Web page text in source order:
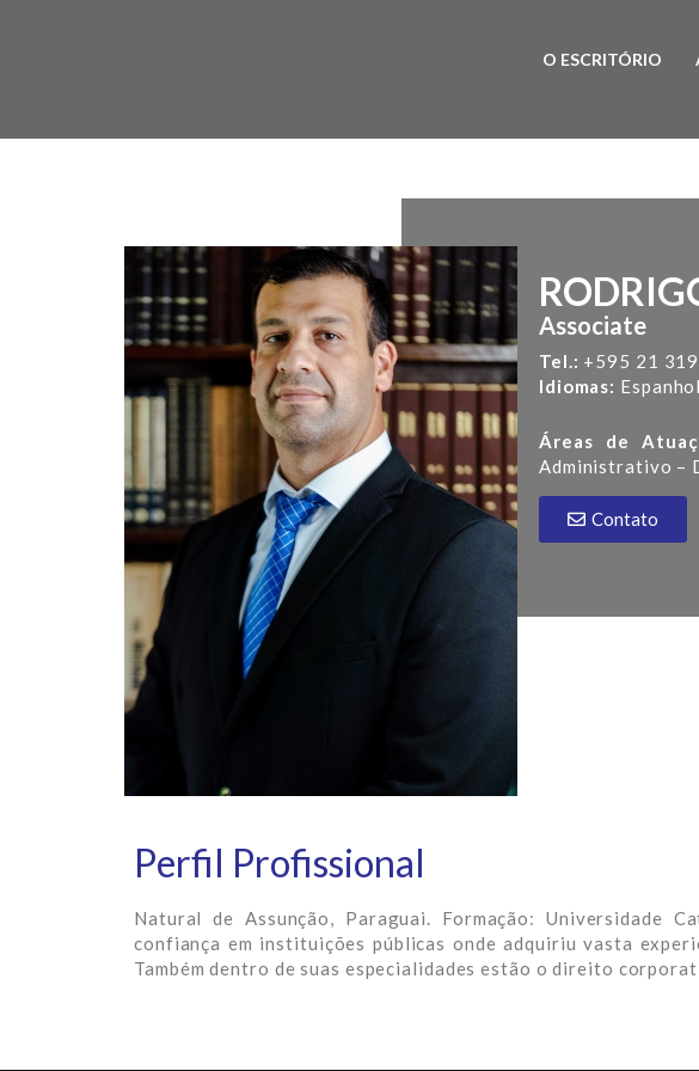
O ESCRITÓRIO
Associate
Tel.: +595 21
Idiomas:
Áreas de
Administrativo –
Contato
Perfil Profissional
Natural de Assunção, Paraguai. Formação: Universidade
confiança em instituições públicas onde adquiriu vasta
Também dentro de suas especialidades estão o direito